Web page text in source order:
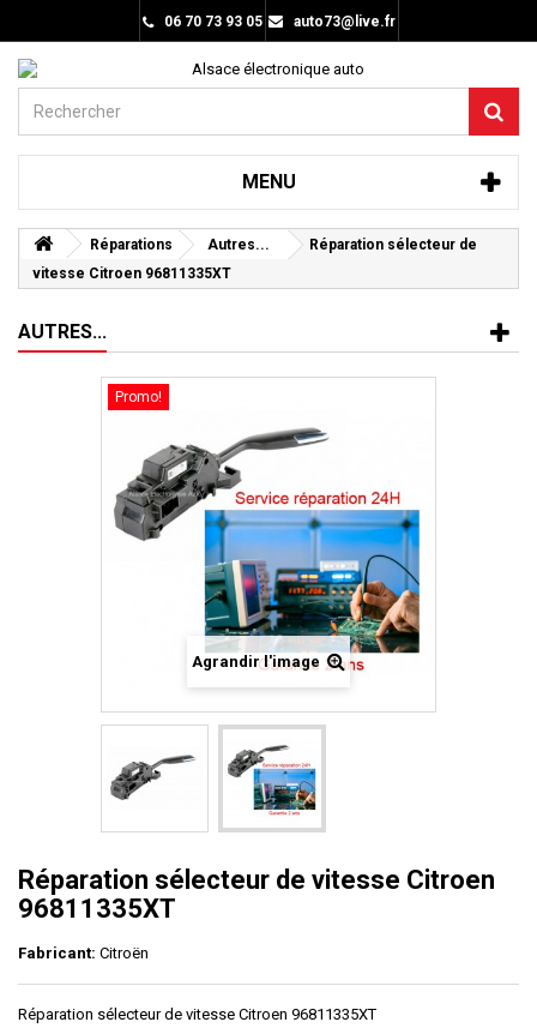
06 70 73 93 05 auto73@live.fr
MENU
Réparations Autres...
Réparation sélecteur de
vitesse Citroen 96811335XT
AUTRES...
Promo!
Agrandir l'image
Réparation sélecteur de vitesse Citroen
96811335XT
Fabricant: Citroën
Réparation sélecteur de vitesse Citroen 96811335XT